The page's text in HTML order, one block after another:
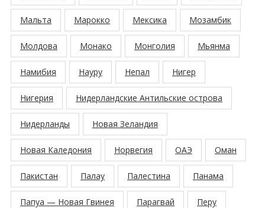
Мальта Марокко Мексика Мозамбик
Молдова Монако Монголия Мьянма
Намибия Науру Непал Нигер
Нигерия Нидерландские Антильские острова
Нидерланды Новая Зеландия
Новая Каледония Норвегия ОАЭ Оман
Пакистан Палау Палестина Панама
Папуа — Новая Гвинея Парагвай Перу